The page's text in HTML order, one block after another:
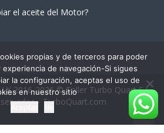
el aceite del Motor?
2016-2026 © Taller Turbo Quart S.L.
- TurboQuart.com
propias y de terceros para poder
de navegación-Si sigues
la configuración, aceptas el uso de
en nuestro sitio